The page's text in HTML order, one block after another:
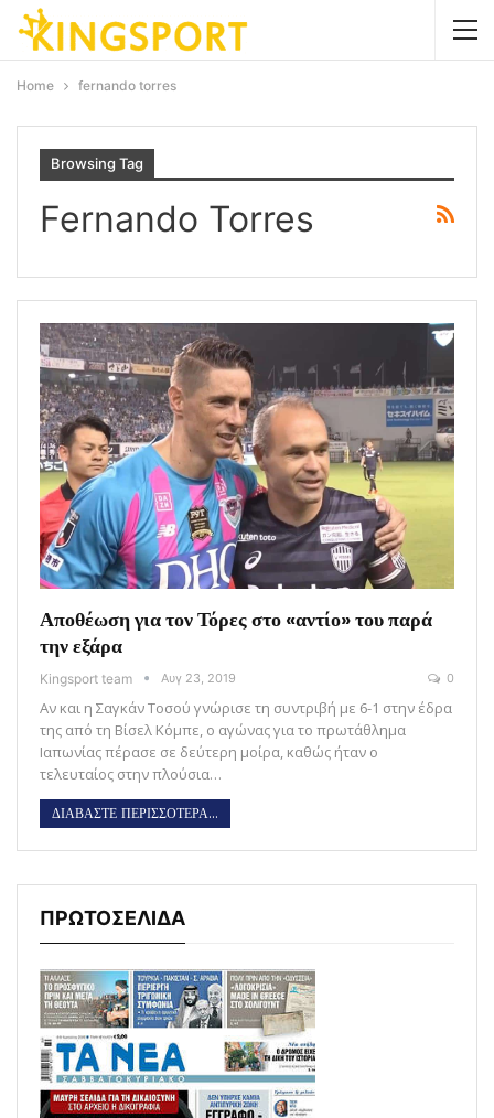
Home fernando torres
Browsing Tag
Fernando Torres
Αποθέωση για τον Τόρες στο «αντίο» του παρά
την εξάρα
Kingsport team Αυγ 23, 2019 0
Αν και η Σαγκάν Τοσού γνώρισε τη συντριβή με 6-1 στην έδρα
της από τη Βίσελ Κόμπε, ο αγώνας για το πρωτάθλημα
Ιαπωνίας πέρασε σε δεύτερη μοίρα, καθώς ήταν ο
τελευταίος στην πλούσια…
ΔΙΑΒΑΣΤΕ ΠΕΡΙΣΣΟΤΕΡΑ...
ΠΡΩΤΟΣΕΛΙΔΑ